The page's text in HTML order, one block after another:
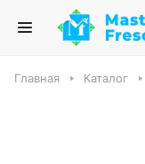
Главная Каталог